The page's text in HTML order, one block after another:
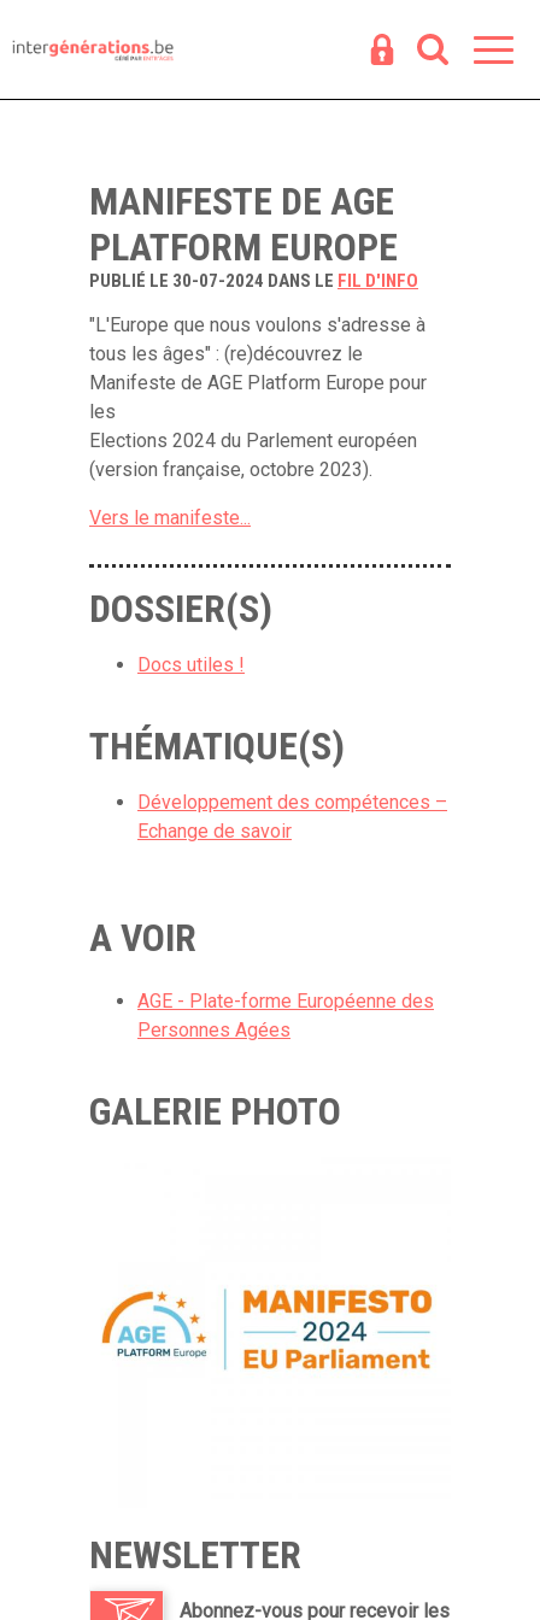
MANIFESTE DE AGE
PLATFORM EUROPE
PUBLIÉ LE 30-07-2024 DANS LE FIL D'INFO
"L'Europe que nous voulons s'adresse à
tous les âges" : (re)découvrez le
Manifeste de AGE Platform Europe pour
les
Elections 2024 du Parlement européen
(version française, octobre 2023).
Vers le manifeste...
DOSSIER(S)
Docs utiles !
THÉMATIQUE(S)
Développement des compétences –
Echange de savoir
A VOIR
AGE - Plate-forme Européenne des
Personnes Agées
GALERIE PHOTO
NEWSLETTER
Abonnez-vous pour recevoir les